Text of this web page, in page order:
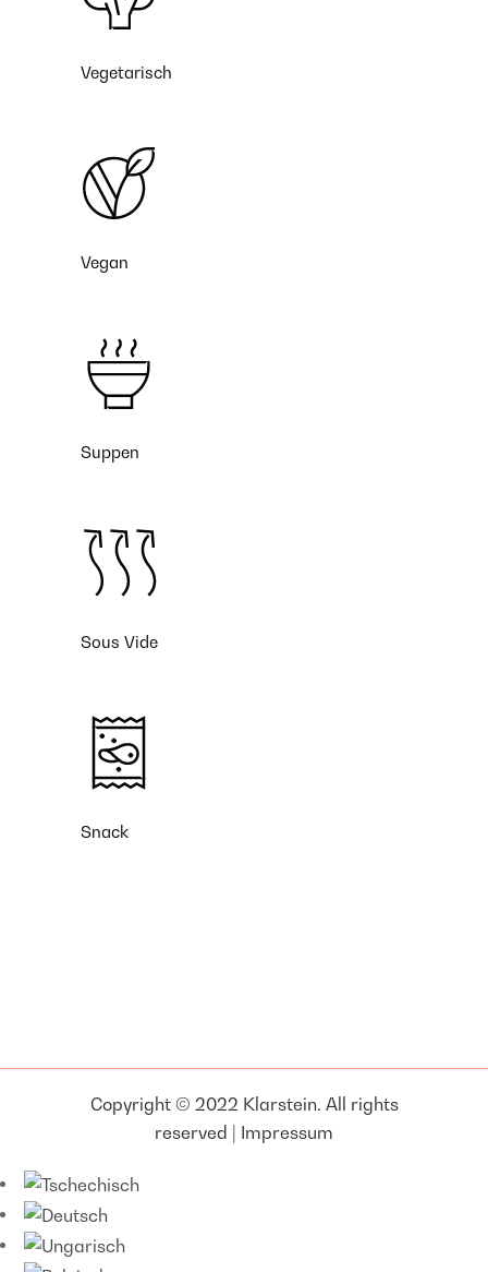
Vegetarisch
Vegan
Suppen
Sous Vide
Snack
Copyright © 2022 Klarstein. All rights
reserved | Impressum